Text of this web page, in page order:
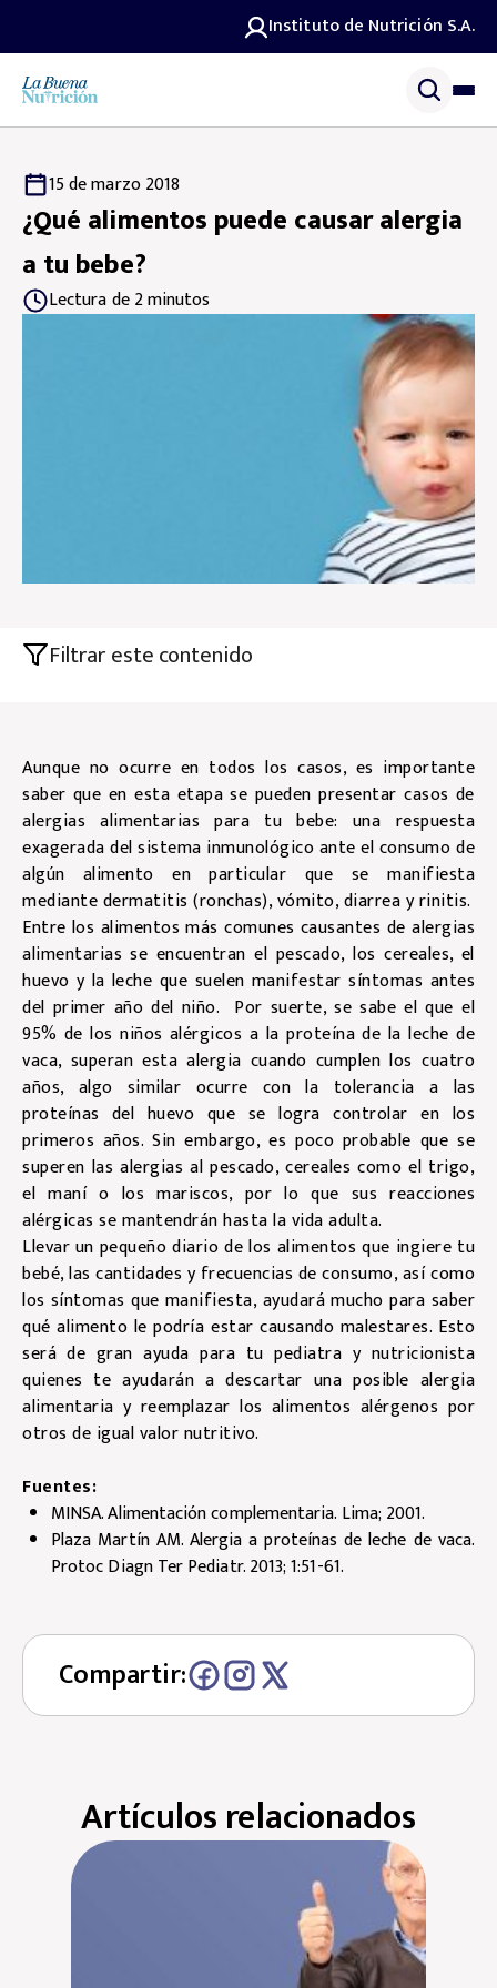
Instituto de Nutrición S.A.
15 de marzo 2018
¿Qué alimentos puede causar alergia
a tu bebe?
Lectura de 2 minutos
Filtrar este contenido
Aunque no ocurre en todos los casos, es importante
saber que en esta etapa se pueden presentar casos de
alergias alimentarias para tu bebe: una respuesta
exagerada del sistema inmunológico ante el consumo de
algún alimento en particular que se manifiesta
mediante dermatitis (ronchas), vómito, diarrea y rinitis.
Entre los alimentos más comunes causantes de alergias
alimentarias se encuentran el pescado, los cereales, el
huevo y la leche que suelen manifestar síntomas antes
del primer año del niño. Por suerte, se sabe el que el
95% de los niños alérgicos a la proteína de la leche de
vaca, superan esta alergia cuando cumplen los cuatro
años, algo similar ocurre con la tolerancia a las
proteínas del huevo que se logra controlar en los
primeros años. Sin embargo, es poco probable que se
superen las alergias al pescado, cereales como el trigo,
el maní o los mariscos, por lo que sus reacciones
alérgicas se mantendrán hasta la vida adulta.
Llevar un pequeño diario de los alimentos que ingiere tu
bebé, las cantidades y frecuencias de consumo, así como
los síntomas que manifiesta, ayudará mucho para saber
qué alimento le podría estar causando malestares. Esto
será de gran ayuda para tu pediatra y nutricionista
quienes te ayudarán a descartar una posible alergia
alimentaria y reemplazar los alimentos alérgenos por
otros de igual valor nutritivo.
Fuentes:
MINSA. Alimentación complementaria. Lima; 2001.
Plaza Martín AM. Alergia a proteínas de leche de vaca.
Protoc Diagn Ter Pediatr. 2013; 1:51-61.
Compartir:
Artículos relacionados